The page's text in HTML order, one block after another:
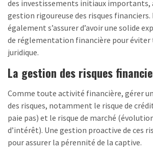
des investissements initiaux importants,
gestion rigoureuse des risques
également s’assurer d’avoir une solide
de réglementation financière pour
juridique.
La gestion des risques
Comme toute activité financière, gérer
des risques, notamment le risque de
paie pas) et le risque de marché
d’intérêt). Une gestion proactive de ces
pour assurer la pérennité de la captive.